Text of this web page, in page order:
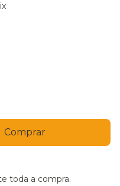
toda a compra.